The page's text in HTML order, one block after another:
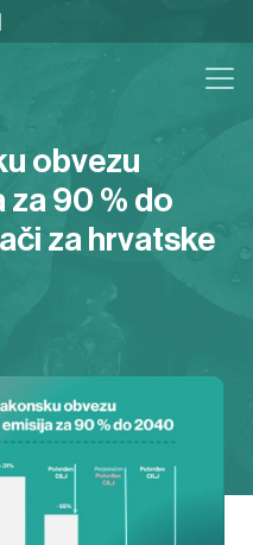
obvezu
za 90 % do
za hrvatske